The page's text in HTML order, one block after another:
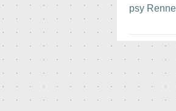
psy